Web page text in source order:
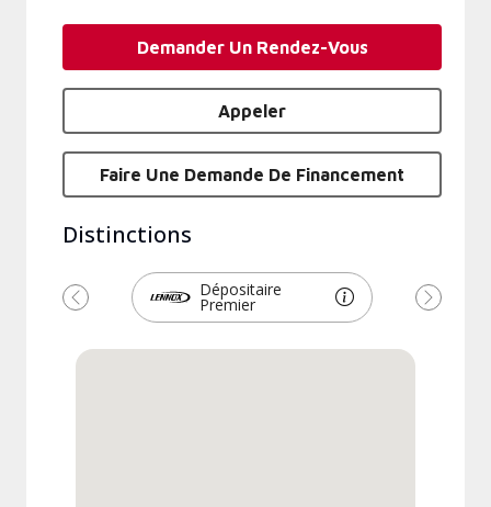
Demander Un Rendez-Vous
Appeler
Faire Une Demande De Financement
Distinctions
Dépositaire
Premier
Précédent Suivant